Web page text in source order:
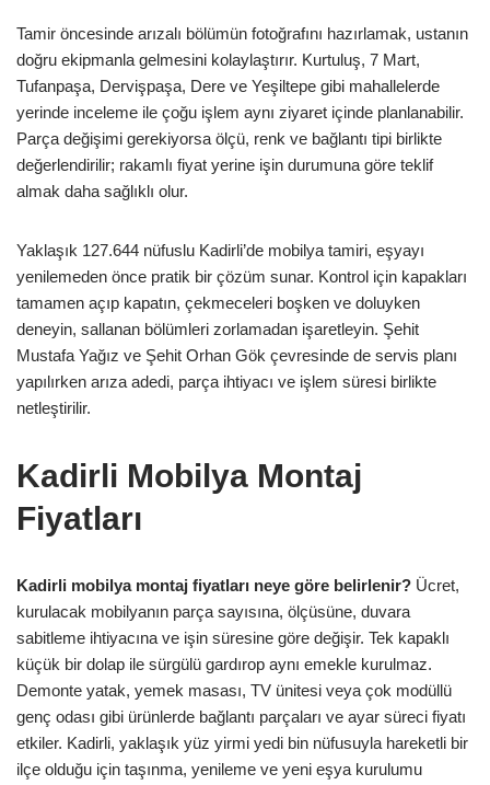
Tamir öncesinde arızalı bölümün fotoğrafını hazırlamak, ustanın
doğru ekipmanla gelmesini kolaylaştırır. Kurtuluş, 7 Mart,
Tufanpaşa, Dervişpaşa, Dere ve Yeşiltepe gibi mahallelerde
yerinde inceleme ile çoğu işlem aynı ziyaret içinde planlanabilir.
Parça değişimi gerekiyorsa ölçü, renk ve bağlantı tipi birlikte
değerlendirilir; rakamlı fiyat yerine işin durumuna göre teklif
almak daha sağlıklı olur.
Yaklaşık 127.644 nüfuslu Kadirli’de mobilya tamiri, eşyayı
yenilemeden önce pratik bir çözüm sunar. Kontrol için kapakları
tamamen açıp kapatın, çekmeceleri boşken ve doluyken
deneyin, sallanan bölümleri zorlamadan işaretleyin. Şehit
Mustafa Yağız ve Şehit Orhan Gök çevresinde de servis planı
yapılırken arıza adedi, parça ihtiyacı ve işlem süresi birlikte
netleştirilir.
Kadirli Mobilya Montaj
Fiyatları
Kadirli mobilya montaj fiyatları neye göre belirlenir? Ücret,
kurulacak mobilyanın parça sayısına, ölçüsüne, duvara
sabitleme ihtiyacına ve işin süresine göre değişir. Tek kapaklı
küçük bir dolap ile sürgülü gardırop aynı emekle kurulmaz.
Demonte yatak, yemek masası, TV ünitesi veya çok modüllü
genç odası gibi ürünlerde bağlantı parçaları ve ayar süreci fiyatı
etkiler. Kadirli, yaklaşık yüz yirmi yedi bin nüfusuyla hareketli bir
ilçe olduğu için taşınma, yenileme ve yeni eşya kurulumu